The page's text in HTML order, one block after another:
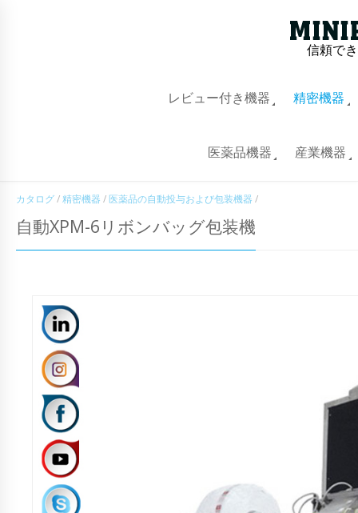
信頼で
レビュー付き機器 精密機器
医薬品機器 産業機器
カタログ/精密機器 /医薬品の自動投与および包装機器 /
自動XPM-6リボンバッグ包装機